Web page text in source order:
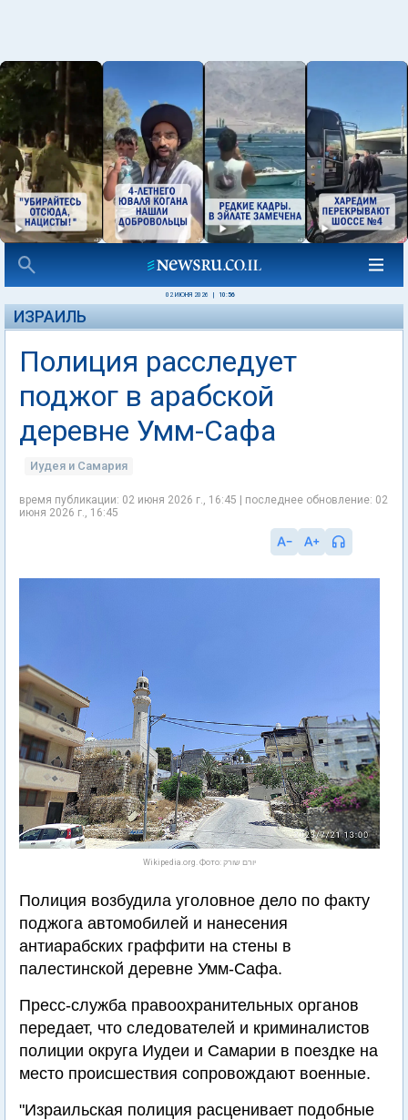
02 ИЮНЯ 2026 10:56
ИЗРАИЛЬ
Полиция расследует
поджог в арабской
деревне Умм-Сафа
Иудея и Самария
время публикации: 02 июня 2026 г., 16:45 | последнее обновление: 02
июня 2026 г., 16:45
Wikipedia.org. Фото: יורם שורק
Полиция возбудила уголовное дело по факту
поджога автомобилей и нанесения
антиарабских граффити на стены в
палестинской деревне Умм-Сафа.
Пресс-служба правоохранительных органов
передает, что следователей и криминалистов
полиции округа Иудеи и Самарии в поездке на
место происшествия сопровождают военные.
"Израильская полиция расценивает подобные